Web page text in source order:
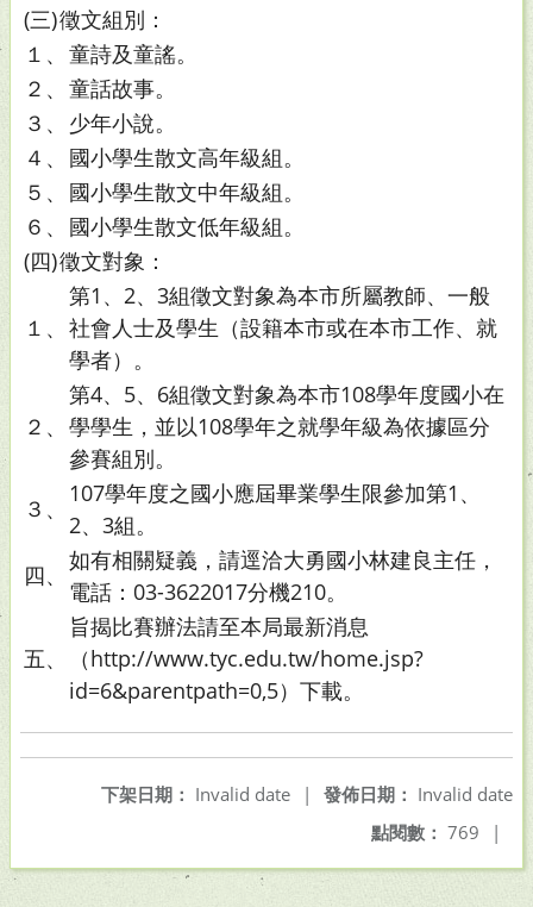
(三)徵文組別：
１、 童詩及童謠。
２、 童話故事。
３、
少年小說。
４、
國小學生散文高年級組。
５、
國小學生散文中年級組。
６、
國小學生散文低年級組。
(四)徵文對象：
１、
第1、2、3組徵文對象為本市所屬教師、一般
社會人士及學生（設籍本市或在本市工作、就
學者）。
２、
第4、5、6組徵文對象為本市108學年度國小在
學學生，並以108學年之就學年級為依據區分
參賽組別。
３、
107學年度之國小應屆畢業學生限參加第1、
2、3組。
四、
如有相關疑義，請逕洽大勇國小林建良主任，
電話：03-3622017分機210。
五、
旨揭比賽辦法請至本局最新消息
（http://www.tyc.edu.tw/home.jsp?
id=6&parentpath=0,5）下載。
發佈日期： Invalid date
下架日期： Invalid date
|
點閱數： 769 |